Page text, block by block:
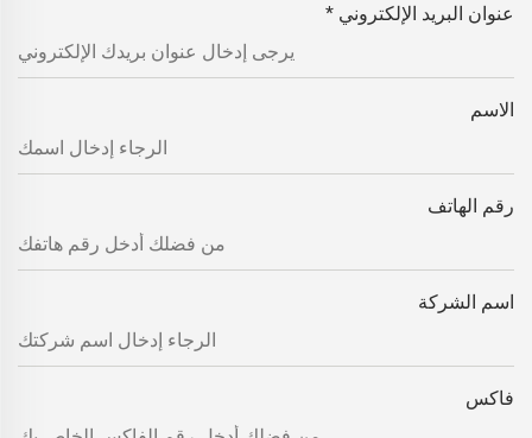
عنوان البريد الإلكتروني *
الاسم
رقم الهاتف
اسم الشركة
فاكس